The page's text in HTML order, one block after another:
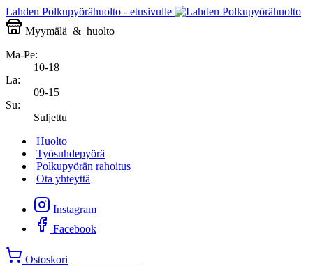
Lahden Polkupyörähuolto - etusivulle
Myymälä & huolto
Ma-Pe:
10-18
La:
09-15
Su:
Suljettu
Huolto
Työsuhdepyörä
Polkupyörän rahoitus
Ota yhteyttä
Instagram
Facebook
Ostoskori